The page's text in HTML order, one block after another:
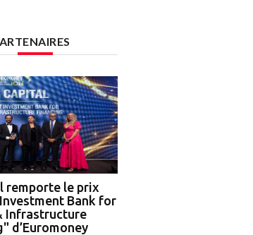
remporte le prix
Bank for
Infrastructure
d’Euromoney